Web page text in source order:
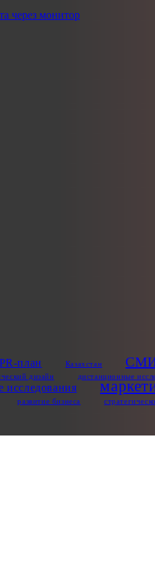
через монитор
PR-план Казахстан
дизайн дистанционные
исследования
развитие бизнеса